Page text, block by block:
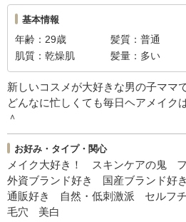
基本情報
年齢 29歳 髪質 普通
肌質
乾燥肌 髪量 多い
新しいコスメが大好きな男の子ママ
どんなに忙しくても毎日ヘアメイク
＾
お好み・タイプ・関心
メイク大好き！ スキンケアの鬼
外資ブランド好き
国産ブランド好き
通販好き
自然・低刺激派 セルフ
毛穴
美白